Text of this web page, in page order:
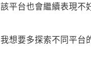
該平台也會繼續表現不
我想要多探索不同平台